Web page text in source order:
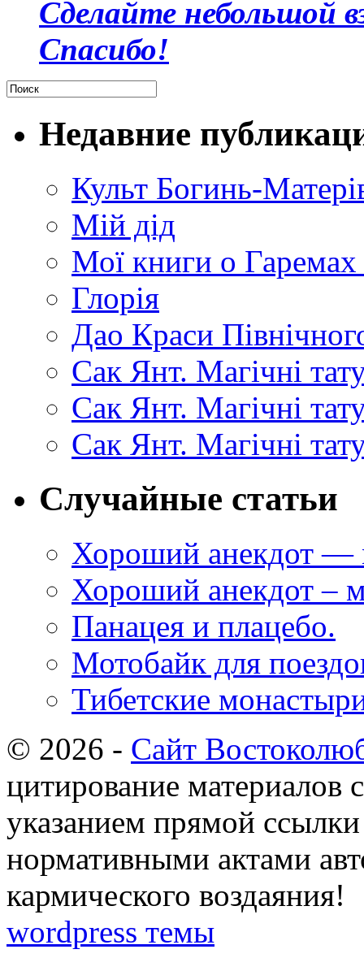
Сделайте небольшой
Спасибо!
Недавние
Культ Богинь-
Мій дід
Мої книги о
Глорія
Дао Краси
Сак Янт. Магічні
Сак Янт. Магічні
Сак Янт. Магічні
Случайные статьи
Хороший анекдот —
Хороший анекдот –
Панацея и плацебо.
Мотобайк для
Тибетские
© 2026 - Сайт
цитирование материалов
указанием прямой
нормативными актами
кармического воздаяния!
wordpress темы